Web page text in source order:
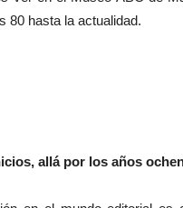
80 hasta la actualidad.
allá por los años